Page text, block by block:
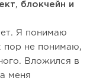
блокчейн и
Я понимаю
пор не понимаю,
Вложился в
меня